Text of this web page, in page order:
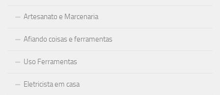
Artesanato e Marcenaria
Afiando coisas e ferramentas
Uso Ferramentas
Eletricista em casa